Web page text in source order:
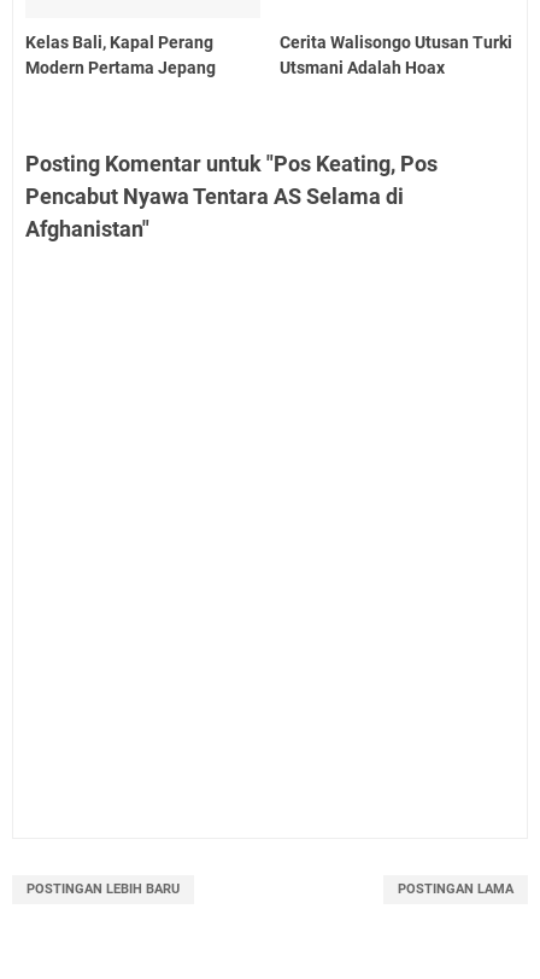
Kelas Bali, Kapal Perang
Modern Pertama Jepang
Cerita Walisongo Utusan Turki
Utsmani Adalah Hoax
Posting Komentar untuk "Pos Keating, Pos
Pencabut Nyawa Tentara AS Selama di
Afghanistan"
POSTINGAN LEBIH BARU POSTINGAN LAMA